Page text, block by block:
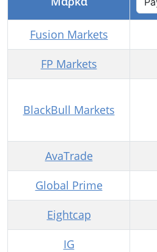
Fusion Markets
FP Markets
BlackBull Markets
AvaTrade
Global Prime
Eightcap
IG